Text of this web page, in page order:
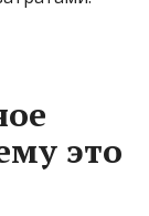
это